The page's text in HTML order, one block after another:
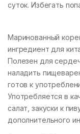
суток. Избегать
Маринованный
ингредиент для
Полезен для
наладить
готов к
Употребляется в
салат, закуски к
дополнительного